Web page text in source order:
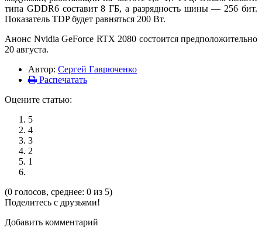
типа GDDR6 составит 8 ГБ, а разрядность шины — 256 бит.
Показатель TDP будет равняться 200 Вт.
Анонс Nvidia GeForce RTX 2080 состоится предположительно
20 августа.
Автор: Сергей Гаврюченко
Распечатать
Оцените статью:
5
4
3
2
1
(0 голосов, среднее: 0 из 5)
Поделитесь с друзьями!
Добавить комментарий